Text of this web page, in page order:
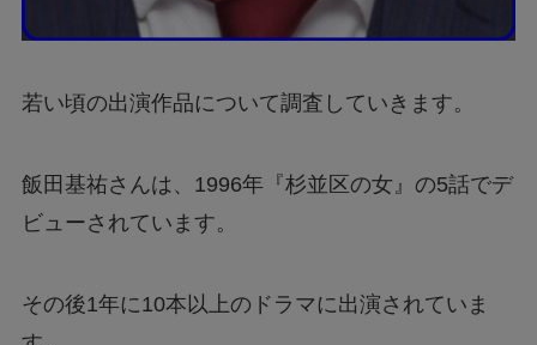
若い頃の出演作品について調査していきます。
飯田基祐さんは、1996年『杉並区の女』の5話でデ
ビューされています。
その後1年に10本以上のドラマに出演されていま